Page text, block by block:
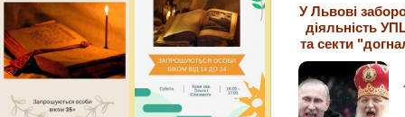
У Львові
діяльність
та секти